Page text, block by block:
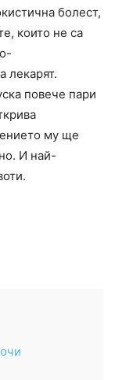
болест,
които не са
лекарят.
повече пари
му ще
И най-